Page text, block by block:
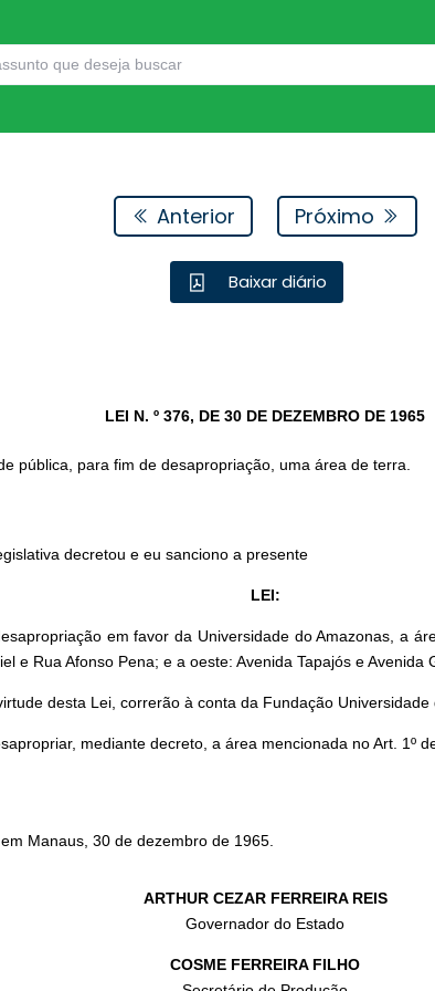
Anterior
Próximo
Baixar diário
LEI N. º 376, DE 30 DE DEZEMBRO DE 1965
pública, para fim de desapropriação, uma área de terra.
decretou e eu sanciono a presente
LEI:
em favor da Universidade do Amazonas, a
e Rua Afonso Pena; e a oeste: Avenida Tapajós e Avenida
desta Lei, correrão à conta da Fundação Universidade
mediante decreto, a área mencionada no Art. 1º
Manaus, 30 de dezembro de 1965.
ARTHUR CEZAR FERREIRA REIS
Governador do Estado
COSME FERREIRA FILHO